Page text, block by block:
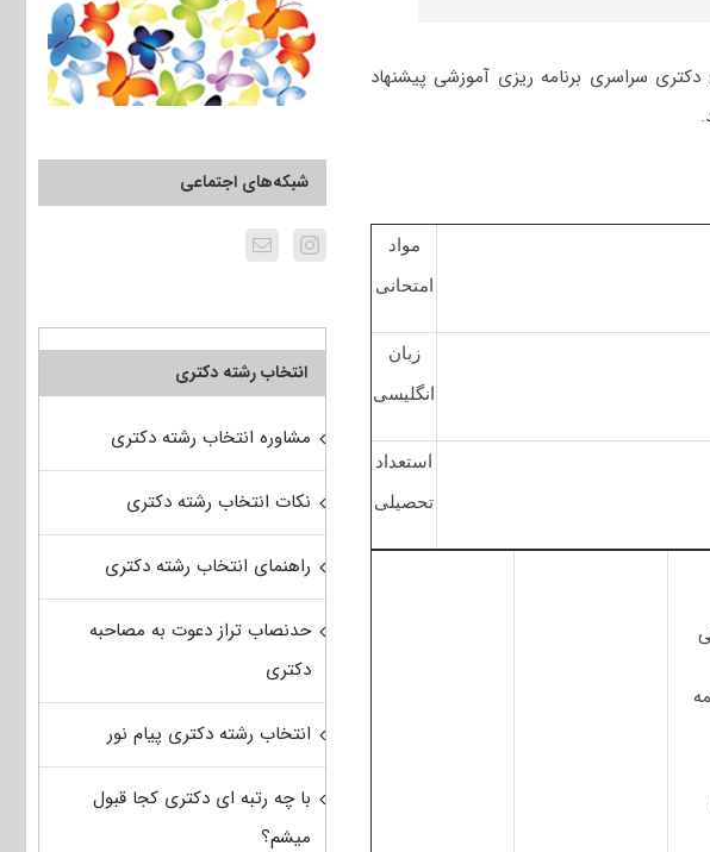
سراسری برنامه ریزی آموزشی پیشنهاد
مواد
امتحانی
زبان
انگلیسی
استعداد
تحصیلی
شبکه‌های اجتماعی
انتخاب رشته دکتری
مشاوره انتخاب رشته دکتری
نکات انتخاب رشته دکتری
راهنمای انتخاب رشته دکتری
حدنصاب تراز دعوت به مصاحبه
دکتری
انتخاب رشته دکتری پیام نور
با چه رتبه ای دکتری کجا قبول
میشم؟